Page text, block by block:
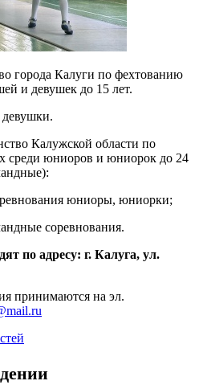
города Калуги по фехтованию
и девушек до 15 лет.
Калужской области по
среди юниоров и юниорок до 24
юниоры, юниорки;
соревнования.
по адресу: г. Калуга, ул.
принимаются на эл.